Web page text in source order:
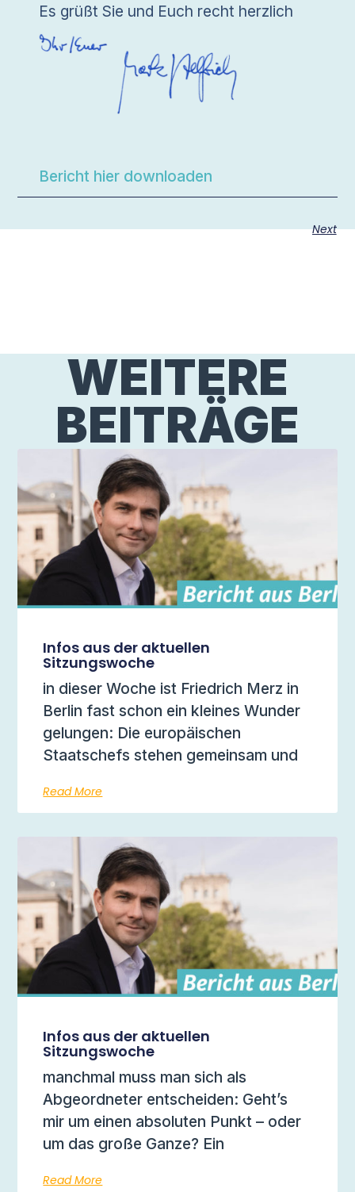
Es grüßt Sie und Euch recht herzlich
Bericht hier downloaden
Next
WEITERE
BEITRÄGE
Infos aus der aktuellen
Sitzungswoche
in dieser Woche ist Friedrich Merz in
Berlin fast schon ein kleines Wunder
gelungen: Die europäischen
Staatschefs stehen gemeinsam und
Read More
Infos aus der aktuellen
Sitzungswoche
manchmal muss man sich als
Abgeordneter entscheiden: Geht’s
mir um einen absoluten Punkt – oder
um das große Ganze? Ein
Read More